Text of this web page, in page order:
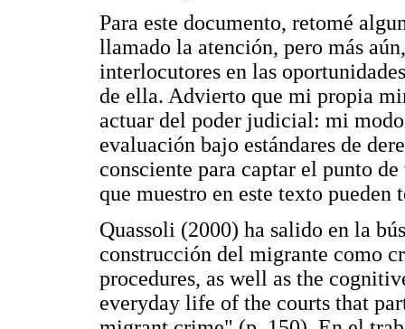
Para este documento, retomé
llamado la atención, pero más
interlocutores en las
de ella. Advierto que mi propia
actuar del poder judicial: mi
evaluación bajo estándares de
consciente para captar el punto
que muestro en este texto pueden
Quassoli (2000) ha salido en la
construcción del migrante como
procedures, as well as the
everyday life of the courts that